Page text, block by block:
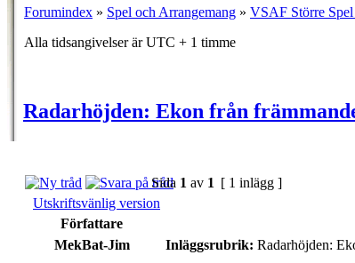
Forumindex » Spel och Arrangemang » VSAF Större
Alla tidsangivelser är UTC + 1 timme
Radarhöjden: Ekon från
Sida 1 av 1 [ 1 inlägg ]
Utskriftsvänlig version
Författare
MekBat-Jim
Inläggsrubrik: Radarhöjden: